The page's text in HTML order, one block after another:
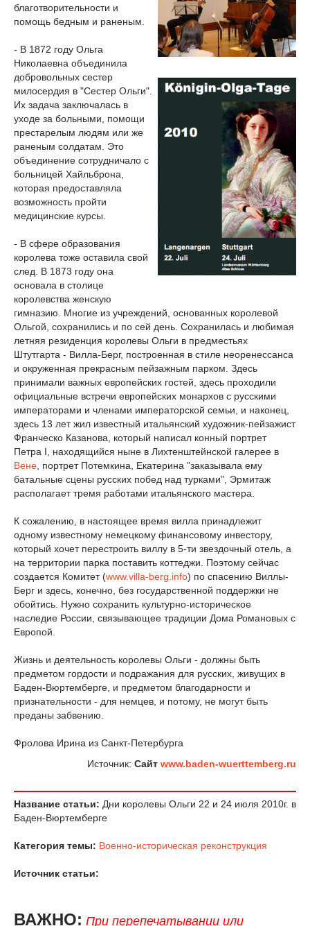
благотворительности и
помощь бедным и раненым.
- В 1872 году Ольга
Николаевна объединила
добровольных сестер
милосердия в "Сестер Ольги".
Их задача заключалась в
уходе за больными, помощи
престарелым людям или же
раненым солдатам. Это
объединение сотрудничало с
больницей Хайльброна,
которая предоставляла
возможность пройти
медицинские курсы.
- В сфере образования
королева тоже оставила свой
след. В 1873 году она
основала в столице
королевства женскую
гимназию. Многие из учреждений, основанных королевой
Ольгой, сохранились и по сей день. Сохранилась и любимая
летняя резиденция королевы Ольги в предместьях
Штутгарта - Вилла-Берг, построенная в стиле неоренессанса
и окруженная прекрасным пейзажным парком. Здесь
принимали важных европейских гостей, здесь проходили
официальные встречи европейских монархов с русскими
императорами и членами императорской семьи, и наконец,
здесь 13 лет жил известный итальянский художник-пейзажист
Франческо Казанова, который написал конный портрет
Петра I, находящийся ныне в Лихтенштейнской галерее в
Вене , портрет Потемкина, Екатерина "заказывала ему
батальные сцены русских побед над турками", Эрмитаж
располагает тремя работами итальянского мастера.
К сожалению, в настоящее время вилла принадлежит
одному известному немецкому финансовому инвестору,
который хочет перестроить виллу в 5-ти звездочный отель, а
на территории парка поставить коттеджи. Поэтому сейчас
создается Комитет (www.villa-berg.info) по спасению Виллы-
Берг и здесь, конечно, без государственной поддержки не
обойтись. Нужно сохранить культурно-историческое
наследие России, связывающее традиции Дома Романовых с
Европой.
Жизнь и деятельность королевы Ольги - должны быть
предметом гордости и подражания для русских, живущих в
Баден-Вюртемберге, и предметом благодарности и
признательности - для немцев, и потому, не могут быть
преданы забвению.
Фролова Ирина из Санкт-Петербурга
Источник: Cайт www.baden-wuerttemberg.ru
Название статьи: Дни королевы Ольги 22 и 24 июля 2010г. в
Баден-Вюртемберге
Категория темы: Военно-историческая реконструкция
Источник статьи:
ВАЖНО: При перепечатывании или